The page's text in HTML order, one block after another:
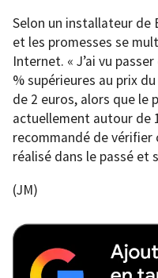
Selon un installateur de
et les promesses se
Internet. « J’ai vu
% supérieures au prix
de 2 euros, alors que le
actuellement autour de
recommandé de vérifier
réalisé dans le passé et
(JM)